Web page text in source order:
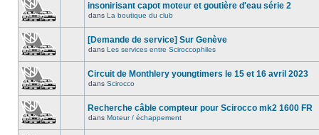
insonirisant capot moteur et goutière d'eau série 2
dans La boutique du club
[Demande de service] Sur Genève
dans Les services entre Sciroccophiles
Circuit de Monthlery youngtimers le 15 et 16 avril 2023
dans Scirocco
Recherche câble compteur pour Scirocco mk2 1600 FR
dans Moteur / échappement